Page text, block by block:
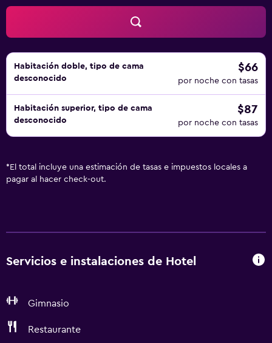
Habitación doble, tipo de cama
desconocido
$66
por noche con tasas
Habitación superior, tipo de cama
desconocido
$87
por noche con tasas
* El total incluye una estimación de tasas e impuestos locales a
pagar al hacer check-out.
Servicios e instalaciones de Hotel
Gimnasio
Restaurante